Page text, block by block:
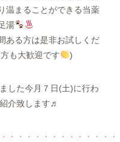
温まることができる当薬
湯
ある方は是非お試しくだ
も大歓迎です )
した今月７日(土)に行わ
介致します♬
・・・・・・・・・・・・